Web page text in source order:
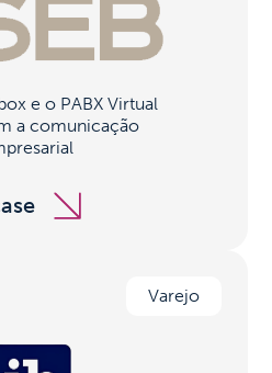
e o PABX Virtual
a comunicação
Varejo